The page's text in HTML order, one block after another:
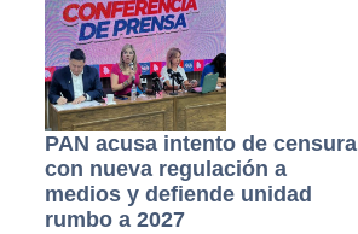
PAN acusa intento de censura
con nueva regulación a
medios y defiende unidad
rumbo a 2027